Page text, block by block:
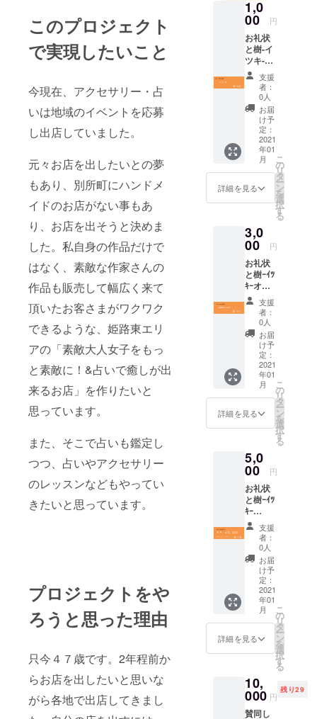
このプロジェクト
で実現したいこと
今現在、アクセサリー・占
いは地域のイベントを応募
し出店していました。
元々お店を出したいとの夢
もあり、別所町にハンドメ
イドのお店がない事もあ
り、お店を出そうと決めま
した。私自身の作品だけで
はなく、素敵な作家さんの
作品も販売して幅広く来て
頂いたお客さまがワクワク
できるような、姫路東エリ
アの「素敵大人女子をもっ
と素敵に！&占いで癒しが出
来るお店」を作りたいと
思っています。
また、そこで占いも鑑定し
つつ、占いやアクセサリー
のレッスンなどもやってい
きたいと思っています。
プロジェクトをや
ろうと思った理由
只今４７歳です。2年程前か
らお店を出したいと思いな
がら各地で出店してきまし
できるまで
になりまし
7年程前から
アクセサ
リーも製作
し、占いと
両立しなが
ら移動出店
をしていま
す
1,0
00 円
お礼状
と樹-イ
ツキ-オ
リジナ
ルポス
トカー
ドにて
ご支援
頂いた
感謝を
お伝え
しま
す。
支援
者：
0人
お届
け予
定：
2021
年01
月
詳細を見る
こ
の
リ
タ
ー
ン
を
選
択
す
る
3,0
00 円
お礼状
と樹ｰｲﾂ
ｷｰオリ
ジナル
スト
ラップ
支援
者：
0人
お届
け予
定：
2021
年01
月
詳細を見る
こ
の
リ
タ
ー
ン
を
選
択
す
る
5,0
00 円
お礼状
と樹ｰｲﾂ
ｷｰ
SHOP
で使え
る金券
2000円
「有効
期限
2020年
１月～6
月」
支援
者：
0人
お届
け予
定：
2021
年01
月
詳細を見る
こ
の
リ
タ
ー
ン
を
選
択
す
る
10,
000 円
残り29
賛同し